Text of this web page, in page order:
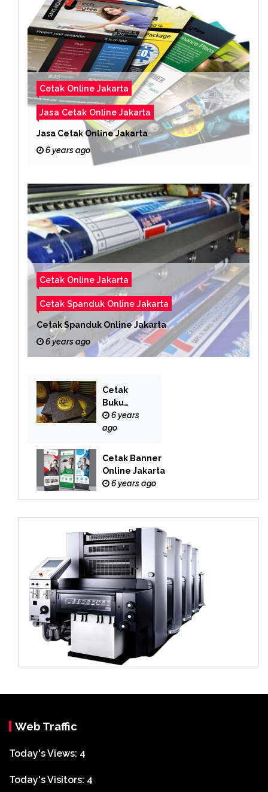
Cetak Online Jakarta
Jasa Cetak Online Jakarta
Jasa Cetak Online Jakarta
6 years ago
Cetak Online Jakarta
Cetak Spanduk Online Jakarta
Cetak Spanduk Online Jakarta
6 years ago
Cetak
Buku
Yasin
Online
6 years
ago
Cetak Banner
Online Jakarta
6 years ago
Web Traffic
Today's Views: 4
Today's Visitors: 4